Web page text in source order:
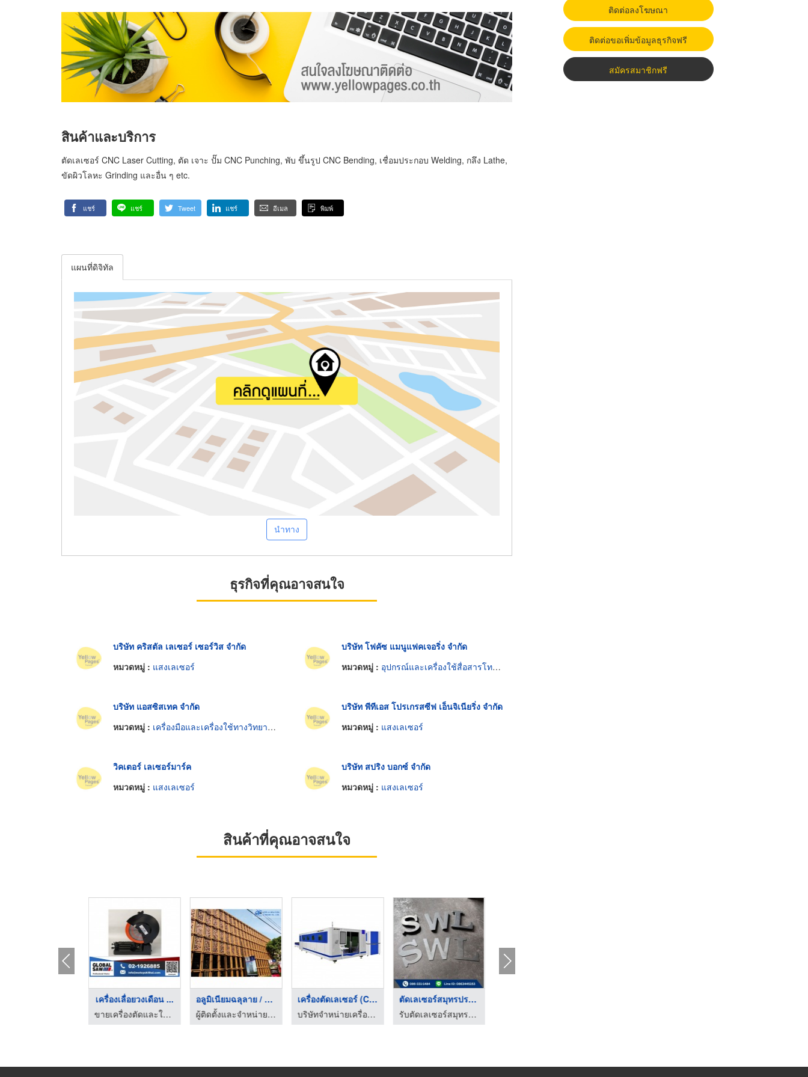
สินค้าและบริการ
ตัดเลเซอร์ CNC Laser Cutting, ตัด เจาะ ปั๊ม CNC Punching, พับ ขึ้นรูป CNC Bending, เชื่อมประกอบ Welding, กลึง Lathe,
ขัดผิวโลหะ Grinding และอื่น ๆ etc.
แชร์ แชร์ Tweet แชร์ อีเมล พิมพ์
แผนที่ดิจิทัล
นำทาง
ธุรกิจที่คุณอาจสนใจ
บริษัท คริสตัล เลเซอร์ เซอร์วิส จำกัด
หมวดหมู่ : แสงเลเซอร์
บริษัท โฟคัซ แมนูแฟคเจอริ่ง จำกัด
หมวดหมู่ : อุปกรณ์และเครื่องใช้สื่อสารโทรคมนาคม
บริษัท แอสซิสเทค จำกัด
หมวดหมู่ : เครื่องมือและเครื่องใช้ทางวิทยาศาสตร์
บริษัท พีทีเอส โปรเกรสซีฟ เอ็นจิเนียริ่ง จำกัด
หมวดหมู่ : แสงเลเซอร์
วิคเตอร์ เลเซอร์มาร์ค
หมวดหมู่ : แสงเลเซอร์
บริษัท สปริง บอกซ์ จำกัด
หมวดหมู่ : แสงเลเซอร์
สินค้าที่คุณอาจสนใจ
เครื่องเลื่อยวงเดือน ...
ขายเครื่องตัดและใบเลื่อยอุตสาหกรรม - โมโตยูกิ
อลูมิเนียมฉลุลาย / ต ...
ผู้ติดตั้งและจำหน่ายอลูมิเนียมคอมโพสิต อลูมิเนียมประดับอาคาร
เครื่องตัดเลเซอร์ (C ...
บริษัทจำหน่ายเครื่องจักรเลเซอร์ตัดแผ่นเหล็ก - jaimac
ตัดเลเซอร์สมุทรปรากา ...
รับตัดเลเซอร์สมุทรปราการ - สหวงศ์อินเตอร์เทรดดิ้ง
ติดต่อลงโฆษณา
ติดต่อขอเพิ่มข้อมูลธุรกิจฟรี
สมัครสมาชิกฟรี